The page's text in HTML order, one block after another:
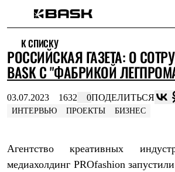
Интернет-магазин
Мужская одежда
Утепленная пухом
Куртки
Жилеты
Комбинезоны
Брюки
Штормовая одежда
Куртки
К СПИСКУ
РОССИЙСКАЯ ГАЗЕТА: О
BASK С "ФАБРИКОЙ
03.07.2023 1632 0ПОДЕЛИТЬСЯ
ИНТЕРВЬЮ ПРОЕКТЫ БИЗНЕС
Агентство креативных
медиахолдинг PROfashion